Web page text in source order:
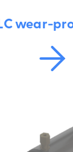
wear-